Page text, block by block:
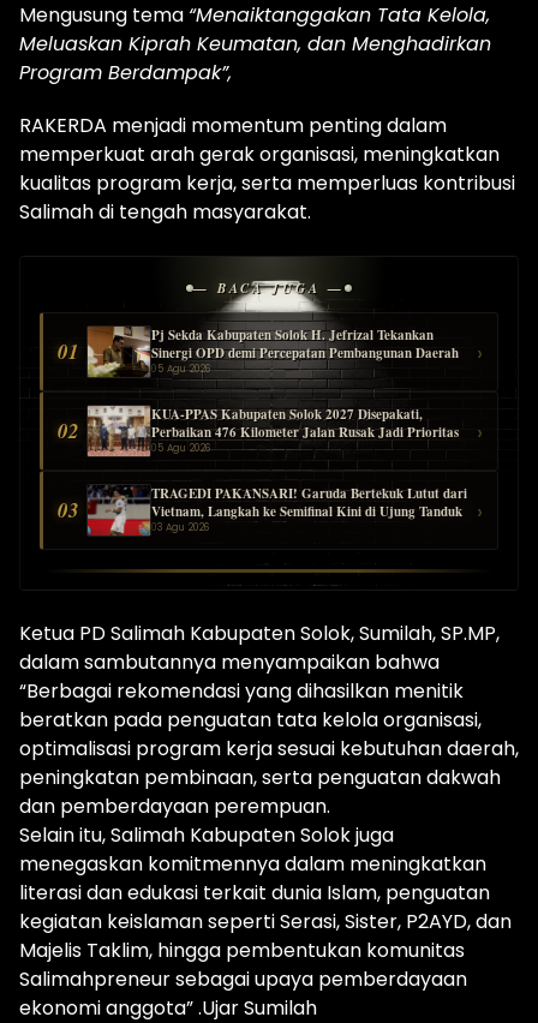
Mengusung tema “Menaiktanggakan Tata Kelola,
Meluaskan Kiprah Keumatan, dan Menghadirkan
Program Berdampak”,
RAKERDA menjadi momentum penting dalam
memperkuat arah gerak organisasi, meningkatkan
kualitas program kerja, serta memperluas kontribusi
Salimah di tengah masyarakat.
— BACA JUGA —
01
Pj Sekda Kabupaten Solok H. Jefrizal Tekankan
Sinergi OPD demi Percepatan Pembangunan Daerah
05 Agu 2026
›
02
KUA-PPAS Kabupaten Solok 2027 Disepakati,
Perbaikan 476 Kilometer Jalan Rusak Jadi Prioritas
05 Agu 2026
›
03
TRAGEDI PAKANSARI! Garuda Bertekuk Lutut dari
Vietnam, Langkah ke Semifinal Kini di Ujung Tanduk
03 Agu 2026
›
Ketua PD Salimah Kabupaten Solok, Sumilah, SP.MP,
dalam sambutannya menyampaikan bahwa
“Berbagai rekomendasi yang dihasilkan menitik
beratkan pada penguatan tata kelola organisasi,
optimalisasi program kerja sesuai kebutuhan daerah,
peningkatan pembinaan, serta penguatan dakwah
dan pemberdayaan perempuan.
Selain itu, Salimah Kabupaten Solok juga
menegaskan komitmennya dalam meningkatkan
literasi dan edukasi terkait dunia Islam, penguatan
kegiatan keislaman seperti Serasi, Sister, P2AYD, dan
Majelis Taklim, hingga pembentukan komunitas
Salimahpreneur sebagai upaya pemberdayaan
ekonomi anggota” .Ujar Sumilah